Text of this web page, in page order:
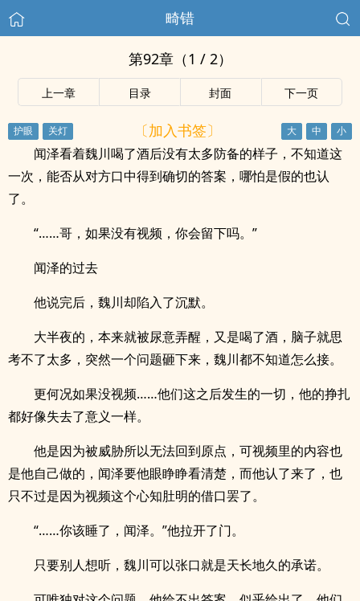
畸错
第92章（1 / 2）
上一章 目录 封面 下一页
〔加入书签〕
闻泽看着魏川喝了酒后没有太多防备的样子，不知道这
一次，能否从对方口中得到确切的答案，哪怕是假的也认
了。
“……哥，如果没有视频，你会留下吗。”
闻泽的过去
他说完后，魏川却陷入了沉默。
大半夜的，本来就被尿意弄醒，又是喝了酒，脑子就思
考不了太多，突然一个问题砸下来，魏川都不知道怎么接。
更何况如果没视频……他们这之后发生的一切，他的挣扎
都好像失去了意义一样。
他是因为被威胁所以无法回到原点，可视频里的内容也
是他自己做的，闻泽要他眼睁睁看清楚，而他认了来了，也
只不过是因为视频这个心知肚明的借口罢了。
“……你该睡了，闻泽。”他拉开了门。
只要别人想听，魏川可以张口就是天长地久的承诺。